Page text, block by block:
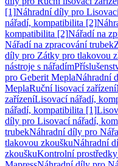
[1]Náhradní díly pro
nářadí, kompatibilita [2]
kompatibilita [2]Nářadí na
Nářadí na zpracování trubek
díly pro Zátky pro tlakovou
nástroje s nářadím
pro Geberit MeplaNáhradní
MeplaRuční lisovací zařízení
zařízeníLisovací nářadí,
nářadí, kompatibilita [1]
díly pro Lisovací nářadí,
trubekNáhradní díly pro
tlakovou zkouškuNáhradní
zkouškuKontrolní prostředky